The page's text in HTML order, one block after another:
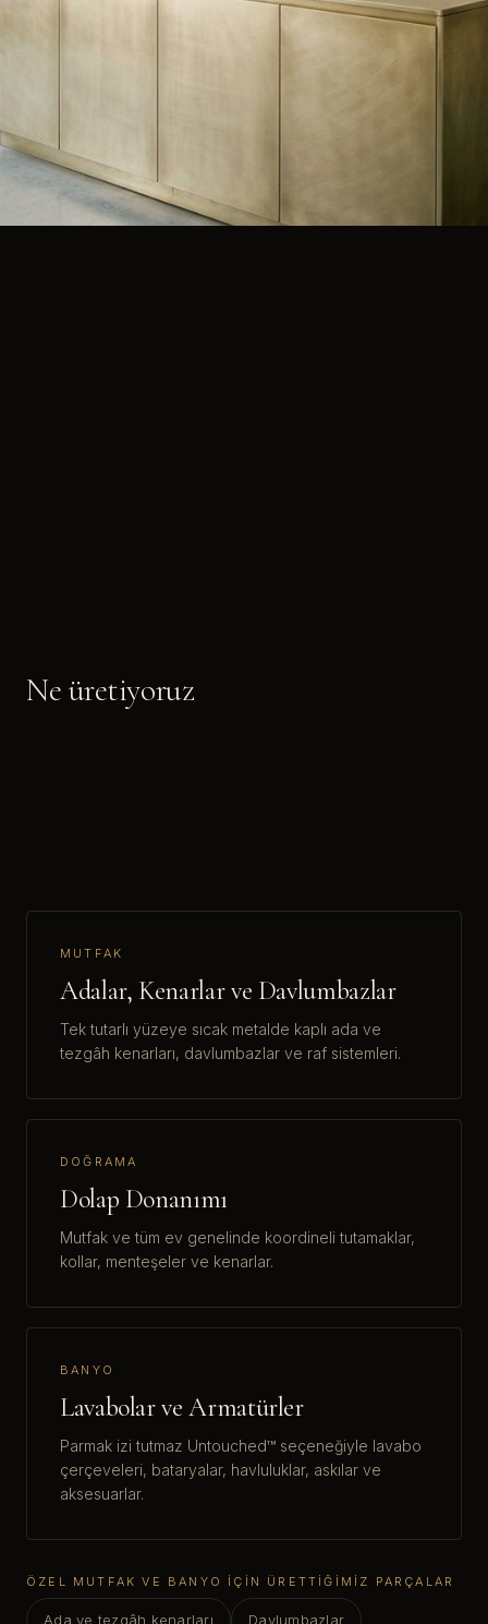
Ne üretiyoruz
MUTFAK
Adalar, Kenarlar ve Davlumbazlar
Tek tutarlı yüzeye sıcak metalde kaplı ada ve
tezgâh kenarları, davlumbazlar ve raf sistemleri.
DOĞRAMA
Dolap Donanımı
Mutfak ve tüm ev genelinde koordineli tutamaklar,
kollar, menteşeler ve kenarlar.
BANYO
Lavabolar ve Armatürler
Parmak izi tutmaz Untouched™ seçeneğiyle lavabo
çerçeveleri, bataryalar, havluluklar, askılar ve
aksesuarlar.
ÖZEL MUTFAK VE BANYO IÇIN ÜRETTIĞIMIZ PARÇALAR
Ada ve tezgâh kenarları Davlumbazlar